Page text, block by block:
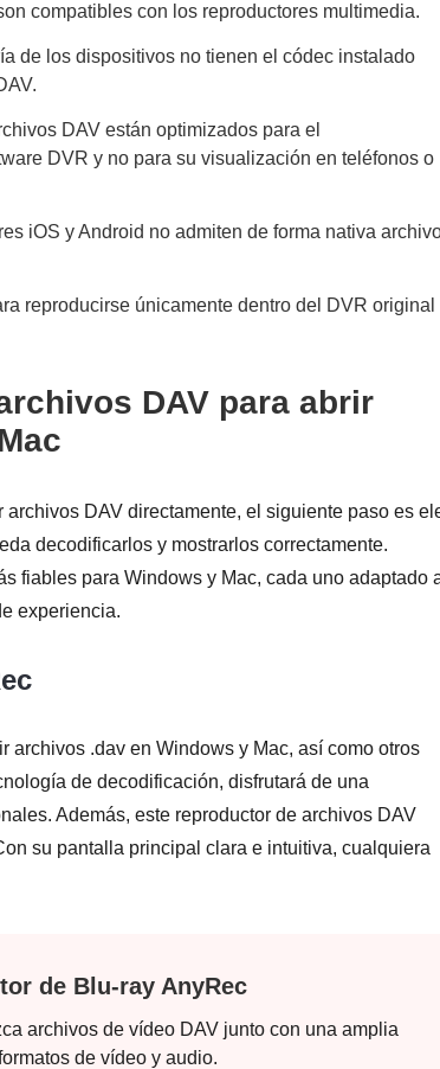
compatibles con los reproductores multimedia.
de los dispositivos no tienen el códec instalado
DAV están optimizados para el
DVR y no para su visualización en teléfonos o
iOS y Android no admiten de forma nativa
reproducirse únicamente dentro del DVR original
DAV para abrir
DAV directamente, el siguiente paso es
decodificarlos y mostrarlos correctamente.
fiables para Windows y Mac, cada uno adaptado
experiencia.
archivos .dav en Windows y Mac, así como otros
de decodificación, disfrutará de una
Además, este reproductor de archivos DAV
su pantalla principal clara e intuitiva, cualquiera
de Blu-ray AnyRec
archivos de vídeo DAV junto con una amplia
de vídeo y audio.